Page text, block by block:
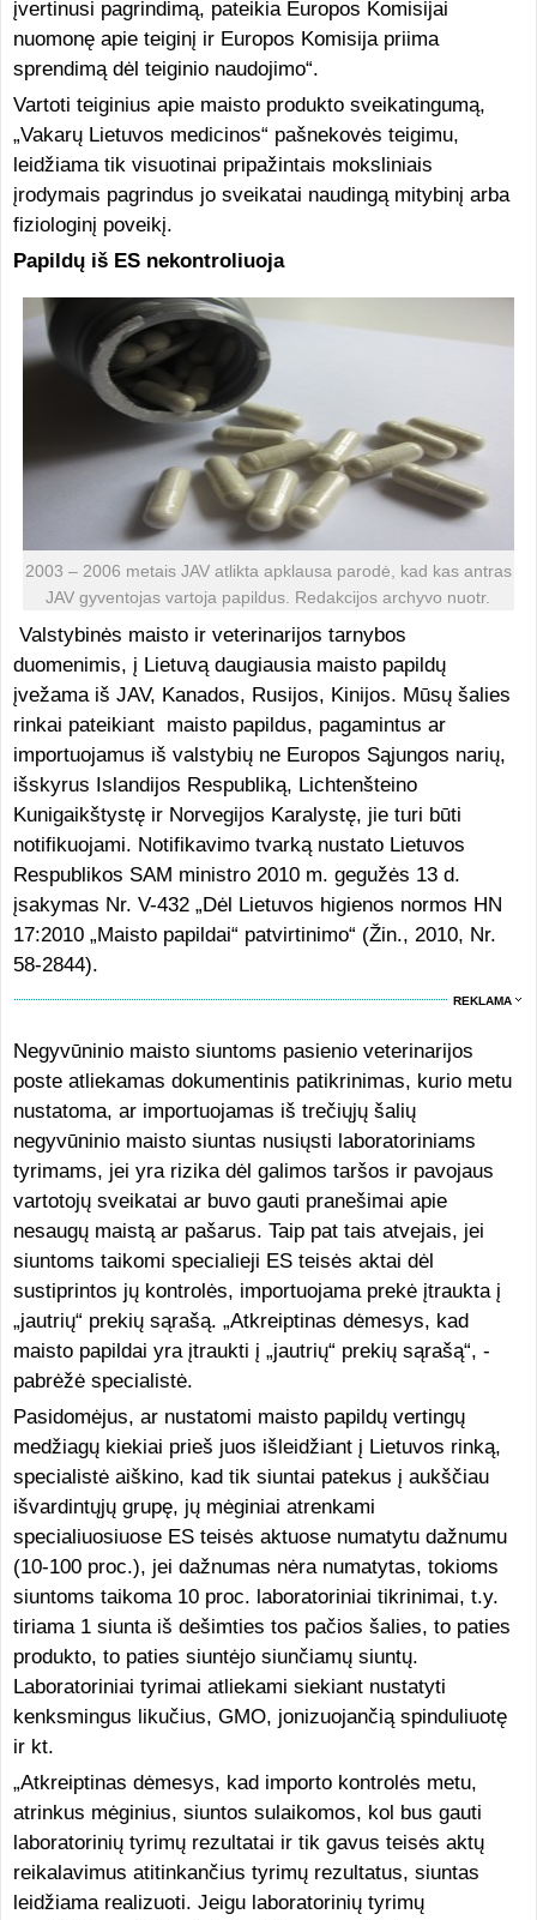
įvertinusi pagrindimą, pateikia Europos Komisijai
nuomonę apie teiginį ir Europos Komisija priima
sprendimą dėl teiginio naudojimo“.
Vartoti teiginius apie maisto produkto sveikatingumą,
„Vakarų Lietuvos medicinos“ pašnekovės teigimu,
leidžiama tik visuotinai pripažintais moksliniais
įrodymais pagrindus jo sveikatai naudingą mitybinį arba
fiziologinį poveikį.
Papildų iš ES nekontroliuoja
2003 – 2006 metais JAV atlikta apklausa parodė, kad kas antras
JAV gyventojas vartoja papildus. Redakcijos archyvo nuotr.
Valstybinės maisto ir veterinarijos tarnybos
duomenimis, į Lietuvą daugiausia maisto papildų
įvežama iš JAV, Kanados, Rusijos, Kinijos. Mūsų šalies
rinkai pateikiant maisto papildus, pagamintus ar
importuojamus iš valstybių ne Europos Sąjungos narių,
išskyrus Islandijos Respubliką, Lichtenšteino
Kunigaikštystę ir Norvegijos Karalystę, jie turi būti
notifikuojami. Notifikavimo tvarką nustato Lietuvos
Respublikos SAM ministro 2010 m. gegužės 13 d.
įsakymas Nr. V-432 „Dėl Lietuvos higienos normos HN
17:2010 „Maisto papildai“ patvirtinimo“ (Žin., 2010, Nr.
58-2844).
REKLAMA
Negyvūninio maisto siuntoms pasienio veterinarijos
poste atliekamas dokumentinis patikrinimas, kurio metu
nustatoma, ar importuojamas iš trečiųjų šalių
negyvūninio maisto siuntas nusiųsti laboratoriniams
tyrimams, jei yra rizika dėl galimos taršos ir pavojaus
vartotojų sveikatai ar buvo gauti pranešimai apie
nesaugų maistą ar pašarus. Taip pat tais atvejais, jei
siuntoms taikomi specialieji ES teisės aktai dėl
sustiprintos jų kontrolės, importuojama prekė įtraukta į
„jautrių“ prekių sąrašą. „Atkreiptinas dėmesys, kad
maisto papildai yra įtraukti į „jautrių“ prekių sąrašą“, -
pabrėžė specialistė.
Pasidomėjus, ar nustatomi maisto papildų vertingų
medžiagų kiekiai prieš juos išleidžiant į Lietuvos rinką,
specialistė aiškino, kad tik siuntai patekus į aukščiau
išvardintųjų grupę, jų mėginiai atrenkami
specialiuosiuose ES teisės aktuose numatytu dažnumu
(10-100 proc.), jei dažnumas nėra numatytas, tokioms
siuntoms taikoma 10 proc. laboratoriniai tikrinimai, t.y.
tiriama 1 siunta iš dešimties tos pačios šalies, to paties
produkto, to paties siuntėjo siunčiamų siuntų.
Laboratoriniai tyrimai atliekami siekiant nustatyti
kenksmingus likučius, GMO, jonizuojančią spinduliuotę
ir kt.
„Atkreiptinas dėmesys, kad importo kontrolės metu,
atrinkus mėginius, siuntos sulaikomos, kol bus gauti
laboratorinių tyrimų rezultatai ir tik gavus teisės aktų
reikalavimus atitinkančius tyrimų rezultatus, siuntas
leidžiama realizuoti. Jeigu laboratorinių tyrimų